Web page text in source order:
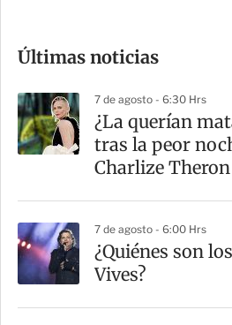
m
a
r
t
Últimas noticias
7 de agosto - 6:30 Hrs
¿La querían
tras la peor
Charlize Theron
7 de agosto - 6:00 Hrs
¿Quiénes son
Vives?